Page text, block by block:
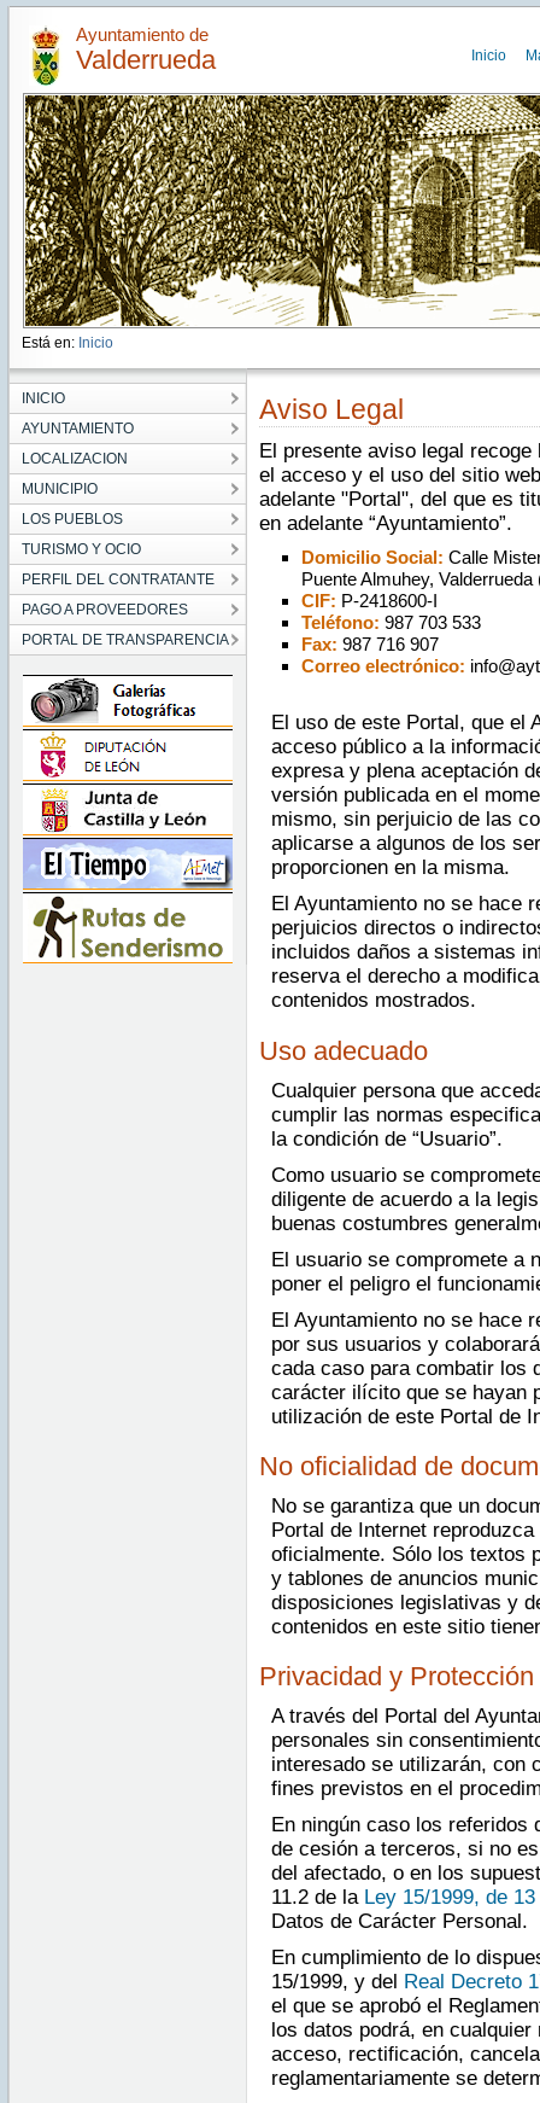
Ayuntamiento de
Valderrueda Inicio
Está en: Inicio
INICIO
AYUNTAMIENTO
LOCALIZACION
MUNICIPIO
LOS PUEBLOS
TURISMO Y OCIO
PERFIL DEL CONTRATANTE
PAGO A PROVEEDORES
PORTAL DE TRANSPARENCIA
Aviso Legal
El presente aviso legal
el acceso y el uso del sitio
adelante "Portal", del que es
en adelante “Ayuntamiento”.
Domicilio Social: Calle
Puente Almuhey, Valderrueda
CIF: P-2418600-I
Teléfono: 987 703 533
Fax: 987 716 907
Correo electrónico:
El uso de este Portal, que el
acceso público a la
expresa y plena aceptación
versión publicada en el
mismo, sin perjuicio de las
aplicarse a algunos de los
proporcionen en la misma.
El Ayuntamiento no se hace
perjuicios directos o
incluidos daños a sistemas
reserva el derecho a
contenidos mostrados.
Uso adecuado
Cualquier persona que
cumplir las normas
la condición de “Usuario”.
Como usuario se
diligente de acuerdo a la
buenas costumbres
El usuario se compromete a
poner el peligro el
El Ayuntamiento no se hace
por sus usuarios y
cada caso para combatir los
carácter ilícito que se hayan
utilización de este Portal de
No oficialidad de
No se garantiza que un
Portal de Internet
oficialmente. Sólo los textos
y tablones de anuncios
disposiciones legislativas y
contenidos en este sitio
Privacidad y
A través del Portal del
personales sin
interesado se utilizarán, con
fines previstos en el
En ningún caso los referidos
de cesión a terceros, si no
del afectado, o en los
11.2 de la Ley 15/1999, de
Datos de Carácter Personal.
En cumplimiento de lo
15/1999, y del Real Decreto
el que se aprobó el
los datos podrá, en
acceso, rectificación,
reglamentariamente se